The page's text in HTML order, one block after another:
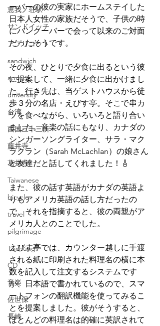
恵我ノ荘駅
サンドイッチ
アプリコット
sandwich
apricot
university
台湾
西国三十三所
藤井寺
葛井寺
Taiwanese
bicycle
travel
pilgrimage
Taichung
CD
音楽
佐世保
長崎
ーバーの彼の実家にホームステイした
日本人女性の家族だそうで、子供の時
にバンクーバーで会って以来のご対面
だったそうです。
その夜、ひとりで夕食に出るという彼
に提案して、一緒に夕食に出かけまし
た。行き先は、当ゲストハウスから徒
歩３分の名店・えびす亭。そこで串カ
ツを食べながら、いろいろと語り合い
ました。音楽の話にもなり、カナダの
シンガーソングライター、サラ・マク
ラクラン（Sarah McLachlan）の娘さん
と友達だと話してくれました！🎸
また、彼の話す英語がカナダの英語よ
りもアメリカ英語の話し方だったの
で、それを指摘すると、彼の両親がア
メリカ人とのことでした。
えびす亭では、カウンター越しに手渡
される紙に印刷された料理名の横に本
数を記入して注文するシステムです
が、日本語で書かれているので、スマ
ートフォンの翻訳機能を使ってみるこ
とを提案しました。彼がそうすると、
ほとんどの料理名は的確に英訳されて